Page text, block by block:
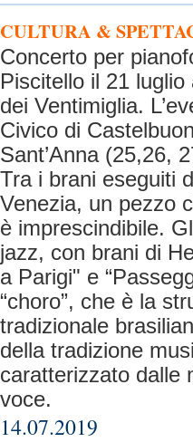
CULTURA &
Concerto per
Piscitello il 21
dei Ventimiglia.
Civico di
Sant’Anna (25,26,
Tra i brani eseguiti
Venezia, un pezzo
è imprescindibile.
jazz, con brani di
a Parigi" e
“choro”, che è la
tradizionale
della tradizione
caratterizzato dalle
voce.
14.07.2019